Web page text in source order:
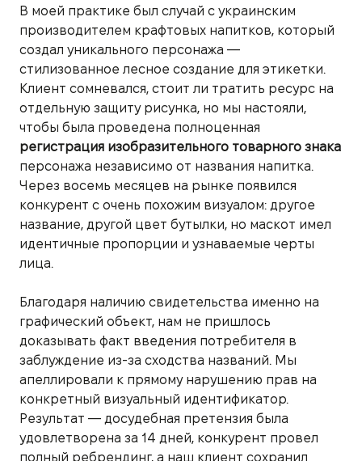
В моей практике был случай с украинским
производителем крафтовых напитков, который
создал уникального персонажа —
стилизованное лесное создание для этикетки.
Клиент сомневался, стоит ли тратить ресурс на
отдельную защиту рисунка, но мы настояли,
чтобы была проведена полноценная
регистрация изобразительного товарного знака
персонажа независимо от названия напитка.
Через восемь месяцев на рынке появился
конкурент с очень похожим визуалом: другое
название, другой цвет бутылки, но маскот имел
идентичные пропорции и узнаваемые черты
лица.
Благодаря наличию свидетельства именно на
графический объект, нам не пришлось
доказывать факт введения потребителя в
заблуждение из-за сходства названий. Мы
апеллировали к прямому нарушению прав на
конкретный визуальный идентификатор.
Результат — досудебная претензия была
удовлетворена за 14 дней, конкурент провел
полный ребрендинг, а наш клиент сохранил